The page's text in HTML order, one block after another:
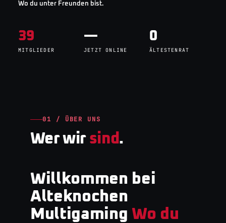
Wo du unter Freunden bist.
39
MITGLIEDER
—
JETZT ONLINE
0
ÄLTESTENRAT
01 / ÜBER UNS
Wer wir sind.
Willkommen bei
Alteknochen
Multigaming Wo du